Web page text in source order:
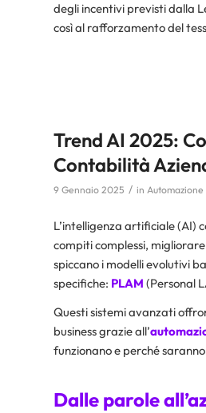
degli incentivi previsti dalla
così al rafforzamento del
Trend AI 2025:
Contabilità
9 Gennaio 2025 / in Automazione
L’intelligenza artificiale (AI)
compiti complessi,
spiccano i modelli evolutivi
specifiche: PLAM (Personal
Questi sistemi avanzati
business grazie all’
funzionano e perché
Dalle parole